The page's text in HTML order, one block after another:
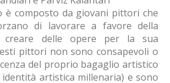
composto da giovani pittori che
di lavorare a favore della
creare delle opere per la sua
pittori non sono consapevoli o
del proprio bagaglio artistico
artistica millenaria) e sono